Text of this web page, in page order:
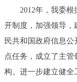
参与调查
走进北京
2012年，我委根
开制度，加强领导，
民共和国政府信息
点任务，成立了主
构。进一步建立健全